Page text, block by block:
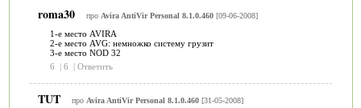
roma30 про Avira AntiVir Personal 8.1.0.460[09-06-2008]
1-е место AVIRA
2-е место AVG: немножко систему грузит
3-е место NOD 32
6
| 6 | Ответить
TUT про Avira AntiVir Personal 8.1.0.460[31-05-2008]